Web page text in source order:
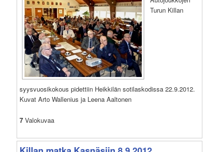
Turun Killan
syysvuosikokous pidettiin Heikkilän sotilaskodissa 22.9.2012.
Kuvat Arto Wallenius ja Leena Aaltonen
7 Valokuvaa